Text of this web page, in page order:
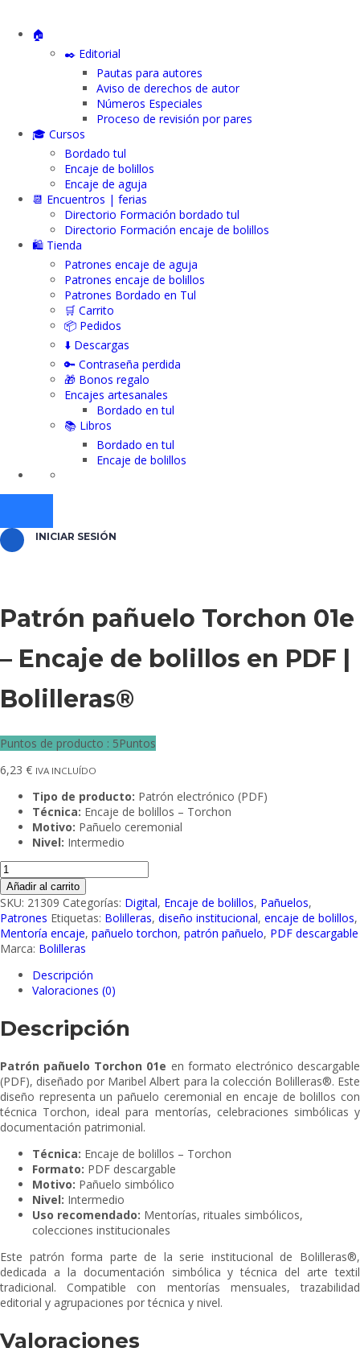
🏠
✒️ Editorial
Pautas para autores
Aviso de derechos de autor
Números Especiales
Proceso de revisión por pares
🎓 Cursos
Bordado tul
Encaje de bolillos
Encaje de aguja
📆 Encuentros | ferias
Directorio Formación bordado tul
Directorio Formación encaje de bolillos
🛍️ Tienda
Patrones encaje de aguja
Patrones encaje de bolillos
Patrones Bordado en Tul
🛒 Carrito
📦 Pedidos
⬇️ Descargas
🔑 Contraseña perdida
🎁 Bonos regalo
Encajes artesanales
Bordado en tul
📚 Libros
Bordado en tul
Encaje de bolillos
INICIAR SESIÓN
Patrón pañuelo Torchon 01e
– Encaje de bolillos en PDF |
Bolilleras®
Puntos de producto : 5Puntos
6,23 € IVA INCLUÍDO
Tipo de producto: Patrón electrónico (PDF)
Técnica: Encaje de bolillos – Torchon
Motivo: Pañuelo ceremonial
Nivel: Intermedio
Patrón
pañuelo
Torchon
01e
–
Encaje
bolillos
|
Bolilleras®
Añadir al carrito
SKU: 21309 Categorías: Digital, Encaje de bolillos, Pañuelos,
Patrones Etiquetas: Bolilleras, diseño institucional, encaje de bolillos,
Mentoría encaje, pañuelo torchon, patrón pañuelo, PDF descargable
Marca: Bolilleras
Descripción
Valoraciones (0)
Descripción
Patrón pañuelo Torchon 01e en formato electrónico descargable
(PDF), diseñado por Maribel Albert para la colección Bolilleras®. Este
diseño representa un pañuelo ceremonial en encaje de bolillos con
técnica Torchon, ideal para mentorías, celebraciones simbólicas y
documentación patrimonial.
Técnica: Encaje de bolillos – Torchon
Formato: PDF descargable
Motivo: Pañuelo simbólico
Nivel: Intermedio
Uso recomendado: Mentorías, rituales simbólicos,
colecciones institucionales
Este patrón forma parte de la serie institucional de Bolilleras®,
dedicada a la documentación simbólica y técnica del arte textil
tradicional. Compatible con mentorías mensuales, trazabilidad
editorial y agrupaciones por técnica y nivel.
Valoraciones